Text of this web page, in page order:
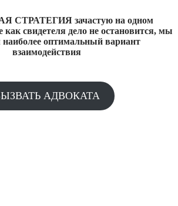
СТРАТЕГИЯ зачастую на одном
как свидетеля дело не остановится, мы
оптимальный вариант
взаимодействия
АДВОКАТА